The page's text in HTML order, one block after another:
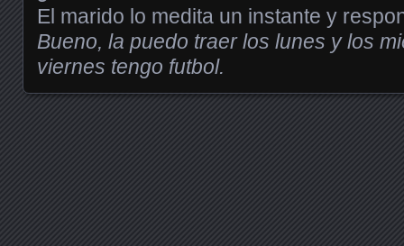
El marido lo medita un instante y
Bueno, la puedo traer los lunes y los
viernes tengo futbol.